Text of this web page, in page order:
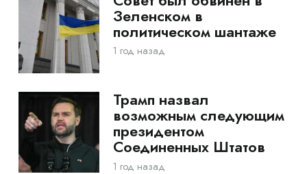
Зеленском в
политическом шантаже
1 год назад
Трамп назвал
возможным следующим
президентом
Соединенных Штатов
1 год назад